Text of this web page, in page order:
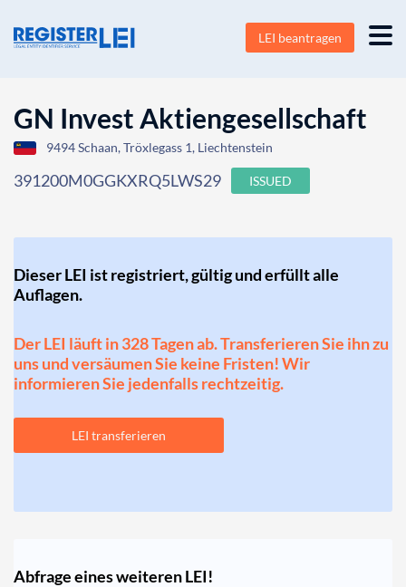
LEI beantragen
GN Invest Aktiengesellschaft
9494 Schaan, Tröxlegass 1, Liechtenstein
391200M0GGKXRQ5LWS29 ISSUED
Dieser LEI ist registriert, gültig und erfüllt alle
Auflagen.
Der LEI läuft in 328 Tagen ab. Transferieren Sie ihn zu
uns und versäumen Sie keine Fristen! Wir
informieren Sie jedenfalls rechtzeitig.
LEI transferieren
Abfrage eines weiteren LEI!